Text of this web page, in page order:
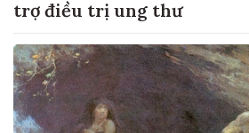
trợ điều trị ung thư